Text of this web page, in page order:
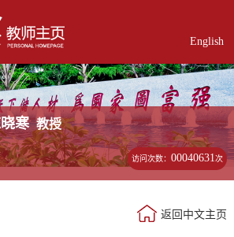
English
寒 教授
访问次数：00040631次
返回中文主页